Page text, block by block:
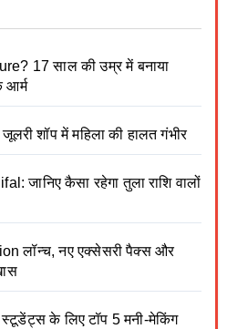
17 साल की उम्र में बनाया
आर्म
शॉप में महिला की हालत गंभीर
जानिए कैसा रहेगा तुला राशि वालों
लॉन्च, नए एक्सेसरी पैक्स और
के लिए टॉप 5 मनी-मेकिंग